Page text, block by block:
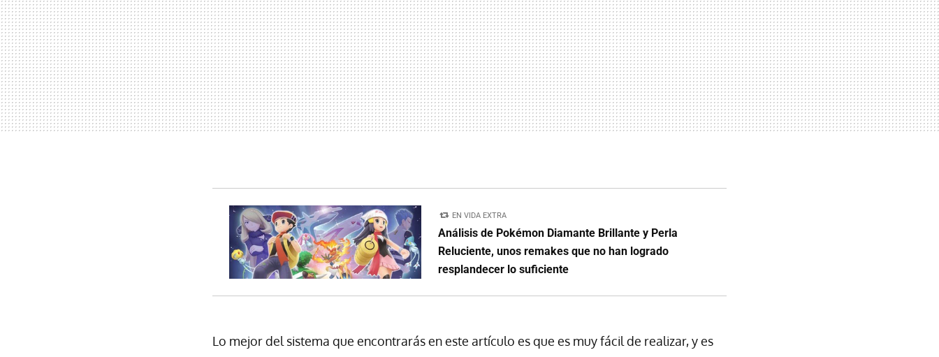
EN VIDA EXTRA
Análisis de Pokémon Diamante Brillante y Perla
Reluciente, unos remakes que no han logrado
resplandecer lo suficiente
Lo mejor del sistema que encontrarás en este artículo es que es muy fácil de realizar, y es